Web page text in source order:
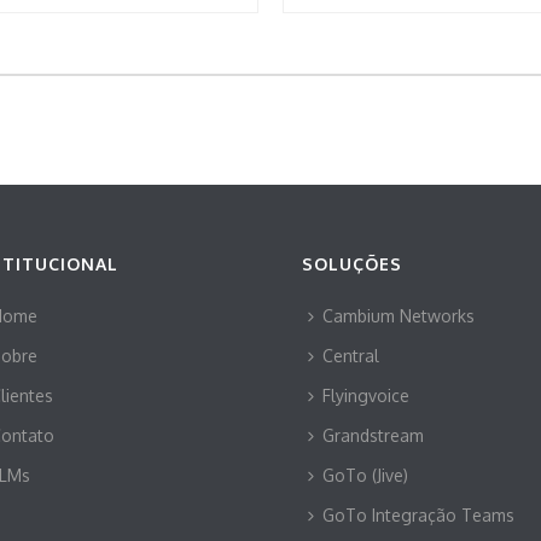
SOLUÇÕES
Cambium Networks
Central
Flyingvoice
Grandstream
GoTo (Jive)
GoTo Integração Teams